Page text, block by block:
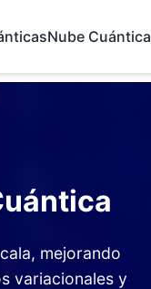
Nube Cuántica
mejorando
variacionales y